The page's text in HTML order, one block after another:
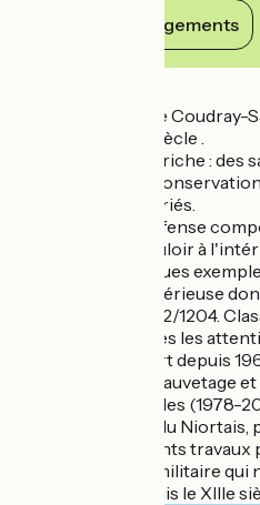
Voir ses engagements
Le château-fort de
militaire du XIIIe siècle .
Une architecture riche : des
exceptionnel de
architecturaux variés.
Un système de défense
périphérique (couloir à
n'existe que quelques
Une histoire mystérieuse
remonterait à 1202/1204.
fait l’objet de toutes les
du Coudray Salbart depuis
qui assurera son sauvetage
chantiers bénévoles (1978-
d’Agglomération du
engagé d’importants
de l’architecture militaire qui
modification depuis le XIIIe